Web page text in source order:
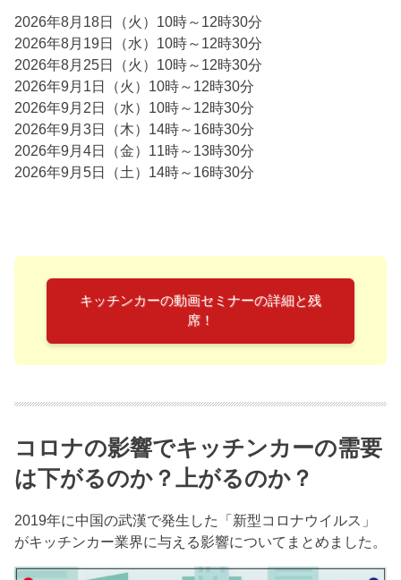
2026年8月18日（火）10時～12時30分
2026年8月19日（水）10時～12時30分
2026年8月25日（火）10時～12時30分
2026年9月1日（火）10時～12時30分
2026年9月2日（水）10時～12時30分
2026年9月3日（木）14時～16時30分
2026年9月4日（金）11時～13時30分
2026年9月5日（土）14時～16時30分
キッチンカーの動画セミナーの詳細と残
席！
コロナの影響でキッチンカーの需要
は下がるのか？上がるのか？
2019年に中国の武漢で発生した「新型コロナウイルス」
がキッチンカー業界に与える影響についてまとめました。